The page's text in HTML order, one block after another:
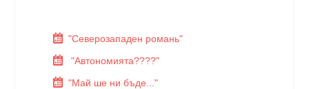
"Северозападен романь"
"Автономията????"
"Май ше ни бъде..."